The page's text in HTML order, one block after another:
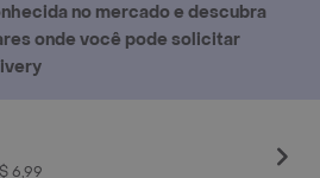
no mercado e descubra
onde você pode solicitar
6,99